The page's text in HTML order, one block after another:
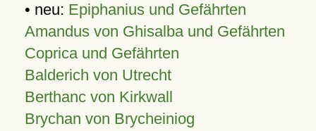
• neu: Epiphanius und Gefährten
Amandus von Ghisalba und Gefährten
Coprica und Gefährten
Balderich von Utrecht
Berthanc von Kirkwall
Brychan von Brycheiniog